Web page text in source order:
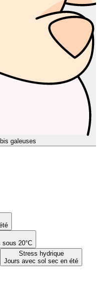
galeuses
20°C
Stress hydrique
Jours avec sol sec en été